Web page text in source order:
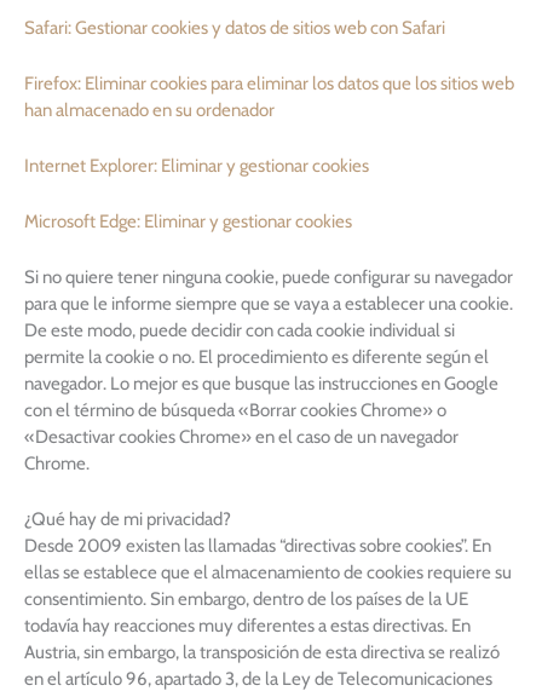
Safari: Gestionar cookies y datos de sitios web con Safari
Firefox: Eliminar cookies para eliminar los datos que los sitios web
han almacenado en su ordenador
Internet Explorer: Eliminar y gestionar cookies
Microsoft Edge: Eliminar y gestionar cookies
Si no quiere tener ninguna cookie, puede configurar su navegador
para que le informe siempre que se vaya a establecer una cookie.
De este modo, puede decidir con cada cookie individual si
permite la cookie o no. El procedimiento es diferente según el
navegador. Lo mejor es que busque las instrucciones en Google
con el término de búsqueda «Borrar cookies Chrome» o
«Desactivar cookies Chrome» en el caso de un navegador
Chrome.
¿Qué hay de mi privacidad?
Desde 2009 existen las llamadas “directivas sobre cookies”. En
ellas se establece que el almacenamiento de cookies requiere su
consentimiento. Sin embargo, dentro de los países de la UE
todavía hay reacciones muy diferentes a estas directivas. En
Austria, sin embargo, la transposición de esta directiva se realizó
en el artículo 96, apartado 3, de la Ley de Telecomunicaciones